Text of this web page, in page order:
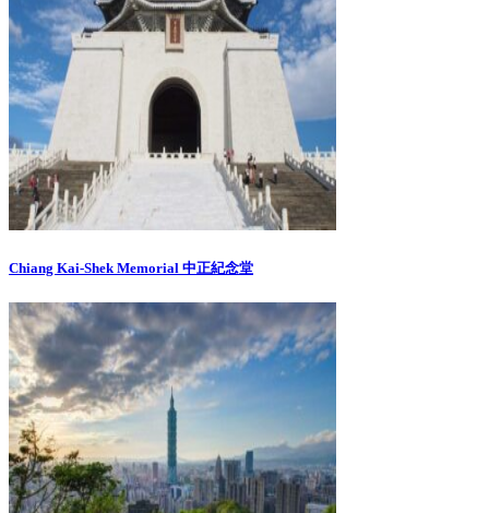
Chiang Kai-Shek Memorial 中正紀念堂